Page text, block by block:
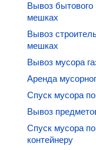
Вывоз бытового
мешках
Вывоз
мешках
Вывоз мусора
Аренда
Спуск мусора
Вывоз
Спуск мусора
контейнеру